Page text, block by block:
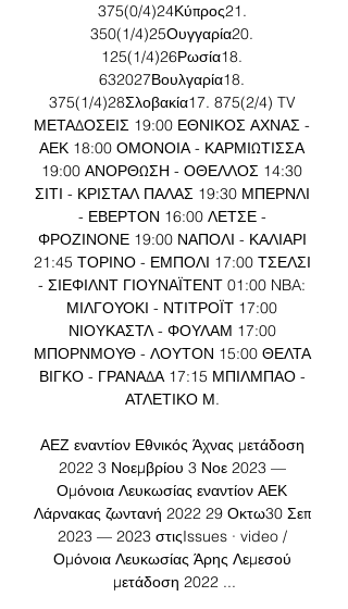
375(0/4)24Κύπρος21.
350(1/4)25Ουγγαρία20.
125(1/4)26Ρωσία18.
632027Βουλγαρία18.
375(1/4)28Σλοβακία17. 875(2/4) TV
ΜΕΤΑΔΟΣΕΙΣ 19:00 ΕΘΝΙΚΟΣ ΑΧΝΑΣ -
ΑΕΚ 18:00 ΟΜΟΝΟΙΑ - ΚΑΡΜΙΩΤΙΣΣΑ
19:00 ΑΝΟΡΘΩΣΗ - ΟΘΕΛΛΟΣ 14:30
ΣΙΤΙ - ΚΡΙΣΤΑΛ ΠΑΛΑΣ 19:30 ΜΠΕΡΝΛΙ
- ΕΒΕΡΤΟΝ 16:00 ΛΕΤΣΕ -
ΦΡΟΖΙΝΟΝΕ 19:00 ΝΑΠΟΛΙ - ΚΑΛΙΑΡΙ
21:45 ΤΟΡΙΝΟ - ΕΜΠΟΛΙ 17:00 ΤΣΕΛΣΙ
- ΣΙΕΦΙΛΝΤ ΓΙΟΥΝΑΪΤΕΝΤ 01:00 NBA:
ΜΙΛΓΟΥΟΚΙ - ΝΤΙΤΡΟΪΤ 17:00
ΝΙΟΥΚΑΣΤΛ - ΦΟΥΛΑΜ 17:00
ΜΠΟΡΝΜΟΥΘ - ΛΟΥΤΟΝ 15:00 ΘΕΛΤΑ
ΒΙΓΚΟ - ΓΡΑΝΑΔΑ 17:15 ΜΠΙΛΜΠΑΟ -
ΑΤΛΕΤΙΚΟ Μ.
ΑΕΖ εναντίον Εθνικός Άχνας μετάδοση
2022 3 Νοεμβρίου 3 Νοε 2023 —
Ομόνοια Λευκωσίας εναντίον ΑΕΚ
Λάρνακας ζωντανή 2022 29 Οκτω30 Σεπ
2023 — 2023 στιςIssues · video /
Ομόνοια Λευκωσίας Άρης Λεμεσού
μετάδοση 2022 ...